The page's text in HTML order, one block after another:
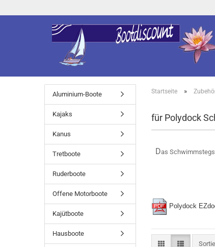
Startseite »
für Polydock
Das
Polydock
Aluminium-Boote
Kajaks
Kanus
Tretboote
Ruderboote
Offene Motorboote
Kajütboote
Hausboote